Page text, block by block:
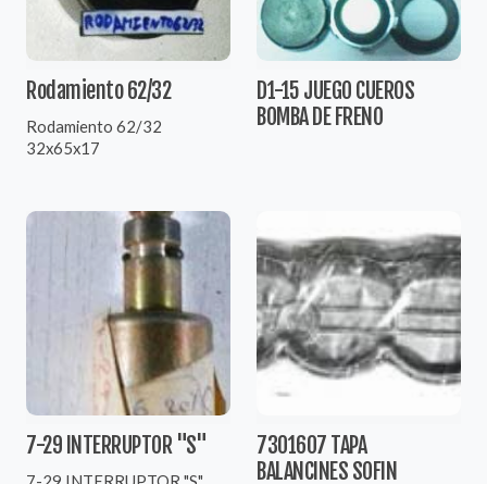
Rodamiento 62/32
Rodamiento 62/32
32x65x17
D1-15 JUEGO CUEROS
BOMBA DE FRENO
7-29 INTERRUPTOR "S"
7301607 TAPA
BALANCINES SOFIN